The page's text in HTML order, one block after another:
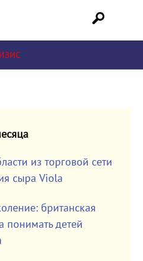
из торговой сети
сыра Viola
британская
понимать детей